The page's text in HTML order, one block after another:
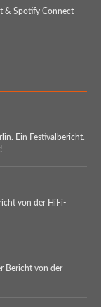
& Spotify Connect
Ein Festivalbericht.
von der HiFi-
Bericht von der